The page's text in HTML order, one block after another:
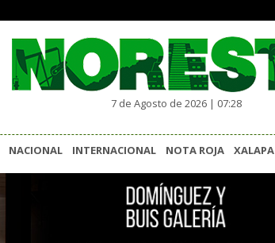
7 de Agosto de 2026 | 07:28
NACIONAL INTERNACIONAL NOTA ROJA XALAPA